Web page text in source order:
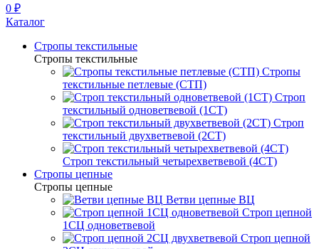
0 ₽
Каталог
Стропы текстильные
Стропы текстильные
Стропы
текстильные петлевые (СТП)
Строп
текстильный одноветвевой (1СТ)
Строп
текстильный двухветвевой (2СТ)
Строп текстильный четырехветвевой (4СТ)
Стропы цепные
Стропы цепные
Ветви цепные ВЦ
Строп цепной
1СЦ одноветвевой
Строп цепной